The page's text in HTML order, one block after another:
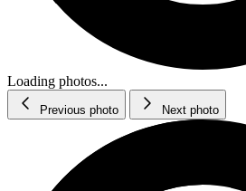
Loading photos...
Previous photo Next photo